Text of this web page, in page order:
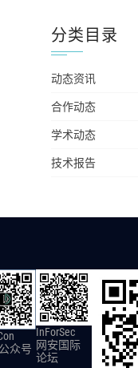
分类目录
动态资讯
合作动态
学术动态
技术报告
众号
InForSec
网安国际
论坛